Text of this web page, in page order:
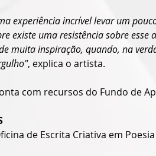
experiência incrível levar um
existe uma resistência sobre
muita inspiração, quando, na
, explica o artista.
com recursos do Fundo de
de Escrita Criativa em